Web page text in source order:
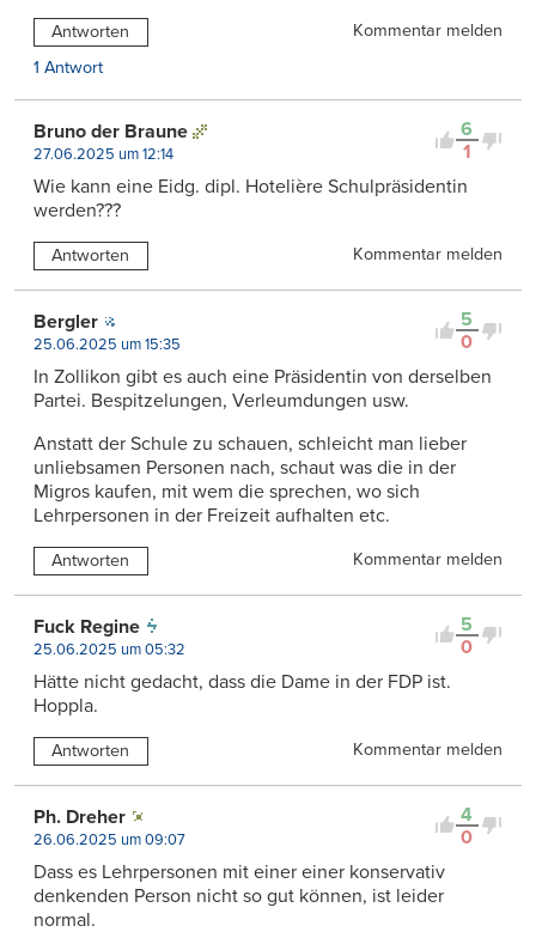
Antworten
Kommentar melden
1 Antwort
6
1
Bruno der Braune
27.06.2025 um 12:14
Wie kann eine Eidg. dipl. Hotelière Schulpräsidentin
werden???
Antworten Kommentar melden
5
0
Bergler
25.06.2025 um 15:35
In Zollikon gibt es auch eine Präsidentin von derselben
Partei. Bespitzelungen, Verleumdungen usw.
Anstatt der Schule zu schauen, schleicht man lieber
unliebsamen Personen nach, schaut was die in der
Migros kaufen, mit wem die sprechen, wo sich
Lehrpersonen in der Freizeit aufhalten etc.
Antworten Kommentar melden
5
0
Fuck Regine
25.06.2025 um 05:32
Hätte nicht gedacht, dass die Dame in der FDP ist.
Hoppla.
Antworten Kommentar melden
4
0
Ph. Dreher
26.06.2025 um 09:07
Dass es Lehrpersonen mit einer einer konservativ
denkenden Person nicht so gut können, ist leider
normal.